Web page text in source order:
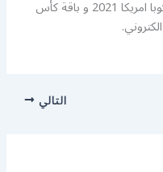
باقة كأس أمم أوروبا 2020 يورو و باقة كوبا امريكا 2021 و باقة كأس
التالي